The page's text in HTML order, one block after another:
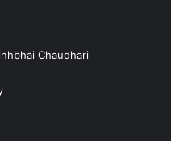
Chaudhari